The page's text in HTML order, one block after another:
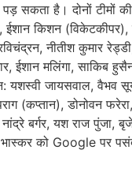
सकता है। दोनों टीमों
ईशान किशन
नीतीश कुमार
ईशान मलिंगा, साकिब
यशस्वी जायसवाल, वैभव
(कप्तान), डोनोवन
बर्गर, यश राज पुंजा,
को Google पर